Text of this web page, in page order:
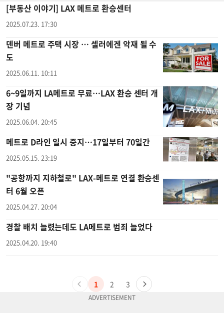
[부동산 이야기] LAX 메트로 환승센터
2025.07.23. 17:30
덴버 메트로 주택 시장 … 셀러에겐 악재 될 수
도
2025.06.11. 10:11
6~9일까지 LA메트로 무료…LAX 환승 센터 개
장 기념
2025.06.04. 20:45
메트로 D라인 일시 중지…17일부터 70일간
2025.05.15. 23:19
"공항까지 지하철로" LAX-메트로 연결 환승센
터 6월 오픈
2025.04.27. 20:04
경찰 배치 늘렸는데도 LA메트로 범죄 늘었다
2025.04.20. 19:40
1 2 3